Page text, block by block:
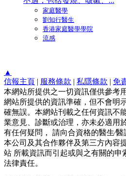
家庭醫學
劉知行醫生
香港家庭醫學學院
流感
▲
信報主頁 | 服務條款 | 私隱條款 | 免
本網站所提供之一切資訊僅供參考
網站所提供的資訊準確，但不會明
確無誤。本網站刊載之任何資訊不
業意見、診斷或治理，亦未必適用
有任何疑問， 請向合資格的醫生∕醫
本公司及其合作夥伴及第三方內容
站 所載資訊而引起或與之有關的申
法律責任。